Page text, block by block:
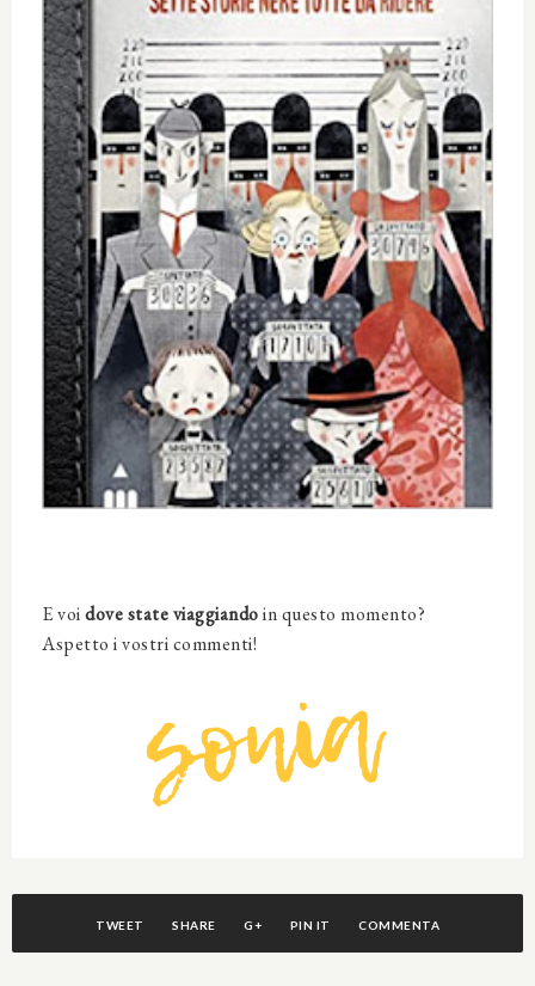
E voidove state viaggiandoin questo momento?
Aspetto i vostri commenti!
TWEET SHARE G+ PIN IT COMMENTA